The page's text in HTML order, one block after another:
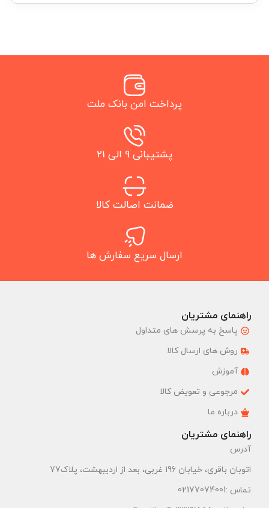
پرداخت امن بانک ملت
پشتیبانی 9 الی 21
ضمانت اصالت کالا
ارسال سریع سفارش ها
راهنمای مشتریان
پاسخ به پرسش های متداول
روش های ارسال کالا
آموزش
مرجوعی و تعویض کالا
درباره ما
راهنمای مشتریان
آدرس
اتوبان باقری، خیابان 196 غربی، بعد از اردیبهشت، پلاک77
تماس :02177074001